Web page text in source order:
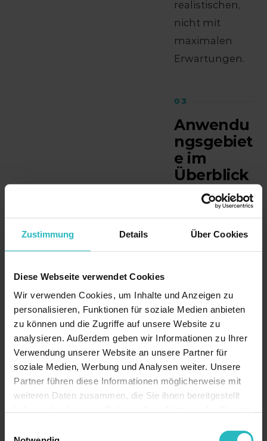
Zustimmung Details Über Cookies
Diese Webseite verwendet Cookies
Wir verwenden Cookies, um Inhalte und Anzeigen zu
personalisieren, Funktionen für soziale Medien anbieten
zu können und die Zugriffe auf unsere Website zu
analysieren. Außerdem geben wir Informationen zu Ihrer
Verwendung unserer Website an unsere Partner für
soziale Medien, Werbung und Analysen weiter. Unsere
Partner führen diese Informationen möglicherweise mit
weiteren Daten zusammen, die Sie ihnen bereitgestellt
realistischen,
nicht mit
maximalen
Erwartungen.
03
Anwendu
ngsgebiet
e im
Überblick
Anwendung
Hautverjüngung
Haarausfall und
Kopfhaut
Hals und
Dekolleté